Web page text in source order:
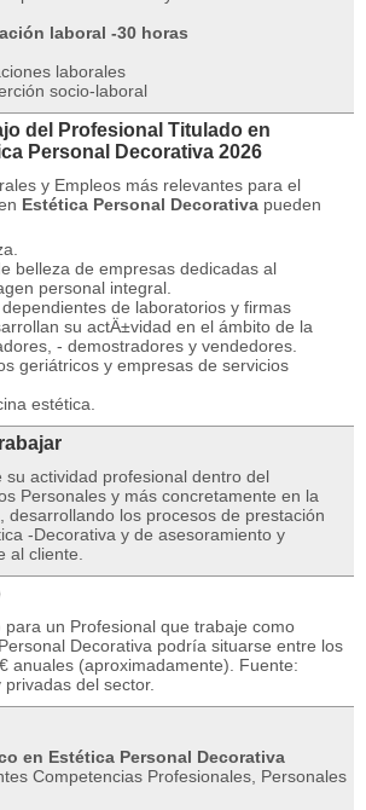
laboral -30 horas
laborales
socio-laboral
del Profesional Titulado en
Personal Decorativa 2026
y Empleos más relevantes para el
Estética Personal Decorativa pueden
belleza de empresas dedicadas al
personal integral.
de laboratorios y firmas
su actÄ±vidad en el ámbito de la
- demostradores y vendedores.
geriátricos y empresas de servicios
estética.
actividad profesional dentro del
Personales y más concretamente en la
desarrollando los procesos de prestación
-Decorativa y de asesoramiento y
al cliente.
para un Profesional que trabaje como
Decorativa podría situarse entre los
anuales (aproximadamente). Fuente:
del sector.
en Estética Personal Decorativa
Competencias Profesionales, Personales